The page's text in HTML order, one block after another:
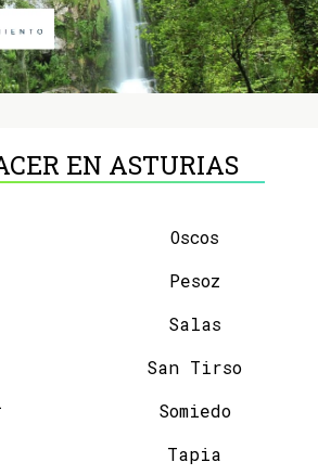
EN ASTURIAS
Oscos
Pesoz
Salas
San Tirso
Somiedo
Tapia